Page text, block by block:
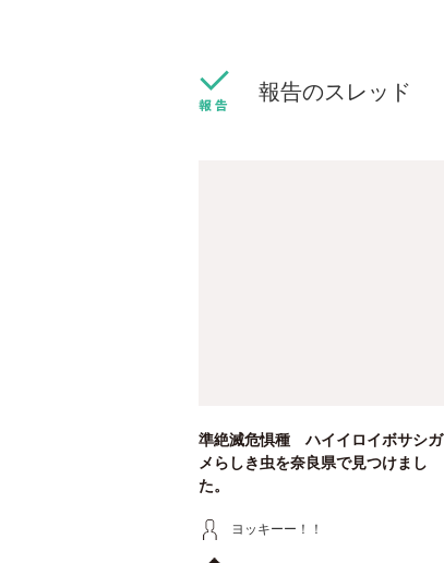
報告のスレッド
準絶滅危惧種 ハイイロイボサシガ
メらしき虫を奈良県で見つけまし
た。
ヨッキーー！！